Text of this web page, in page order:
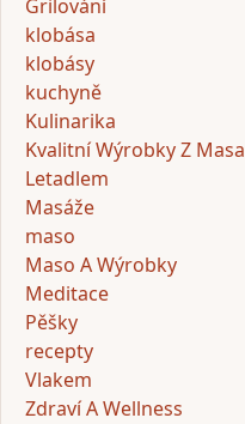
Grilování
klobása
klobásy
kuchyně
Kulinarika
Kvalitní Wýrobky Z Masa
Letadlem
Masáže
maso
Maso A Wýrobky
Meditace
Pěšky
recepty
Vlakem
Zdraví A Wellness